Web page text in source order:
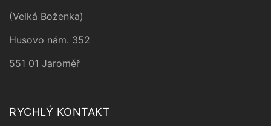
(Velká Boženka)
Husovo nám. 352
551 01 Jaroměř
RYCHLÝ KONTAKT